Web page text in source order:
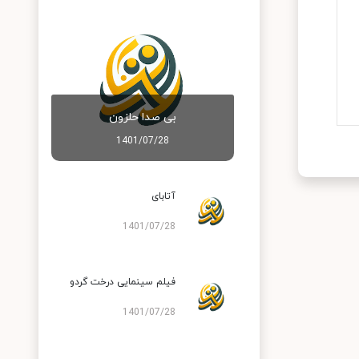
بی صدا حلزون
1401/07/28
آتابای
1401/07/28
فیلم سینمایی درخت گردو
1401/07/28